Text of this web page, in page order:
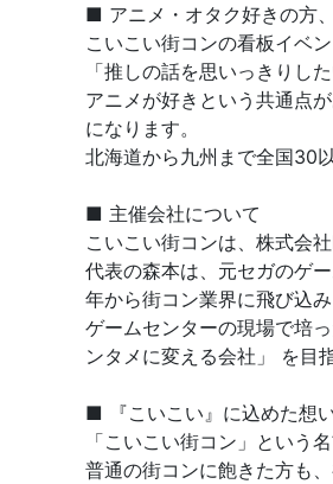
■ アニメ・オタク好きの方
こいこい街コンの看板イベ
「推しの話を思いっきりし
アニメが好きという共通点
になります。
北海道から九州まで全国30
■ 主催会社について
こいこい街コンは、株式会
代表の森本は、元セガのゲ
年から街コン業界に飛び込み
ゲームセンターの現場で培
ンタメに変える会社」 を目
■ 『こいこい』に込めた想
「こいこい街コン」という
普通の街コンに飽きた方も